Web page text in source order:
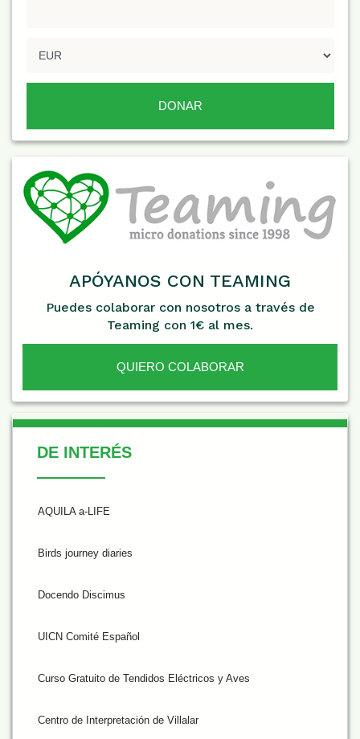
APÓYANOS CON TEAMING
Puedes colaborar con nosotros a través de
Teaming con 1€ al mes.
QUIERO COLABORAR
De Interés
DE INTERÉS
AQUILA a-LIFE
Birds journey diaries
Docendo Discimus
UICN Comité Español
Curso Gratuito de Tendidos Eléctricos y Aves
Centro de Interpretación de Villalar